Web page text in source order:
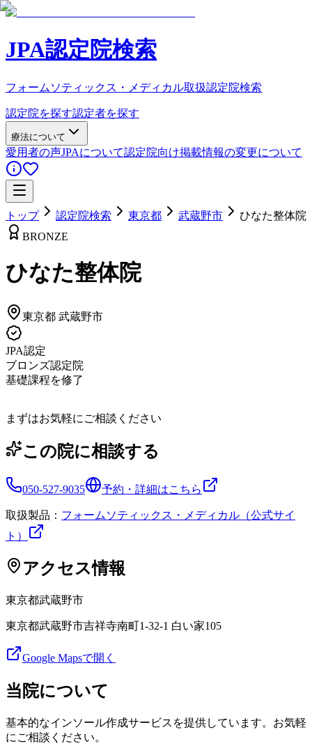
JPA認定院検索
フォームソティックス・メディカル取扱認定院検索
認定院を探す認定者を探す
療法について
愛用者の声JPAについて認定院向け掲載情報の変更について
トップ 認定院検索 東京都 武蔵野市
ひなた整体院
BRONZE
ひなた整体院
東京都 武蔵野市
JPA認定
ブロンズ認定院
基礎課程を修了
まずはお気軽にご相談ください
この院に相談する
050-527-9035 予約・詳細はこちら
取扱製品： フォームソティックス・メディカル（公式サイ
ト）
アクセス情報
東京都武蔵野市
東京都武蔵野市吉祥寺南町1-32-1 白い家105
Google Mapsで開く
当院について
基本的なインソール作成サービスを提供しています。お気軽
にご相談ください。